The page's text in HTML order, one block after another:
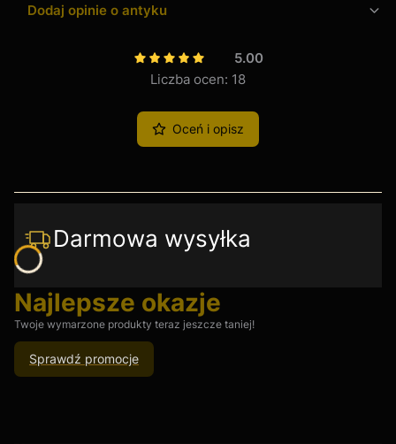
Dodaj opinie o antyku
5.00
Liczba ocen: 18
Oceń i opisz
Darmowa wysyłka
Najlepsze okazje
Twoje wymarzone produkty teraz jeszcze taniej!
Sprawdź promocje